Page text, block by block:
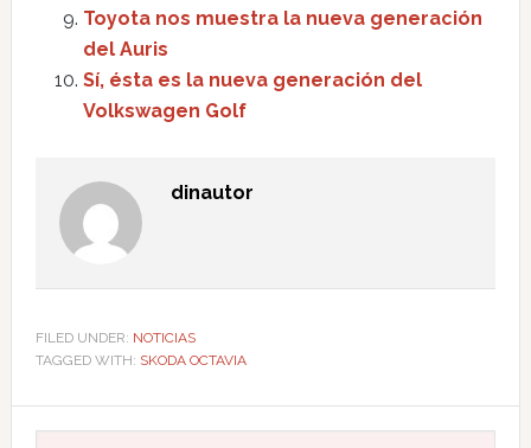
Toyota nos muestra la nueva generación
del Auris
Sí, ésta es la nueva generación del
Volkswagen Golf
dinautor
FILED UNDER: NOTICIAS
TAGGED WITH: SKODA OCTAVIA